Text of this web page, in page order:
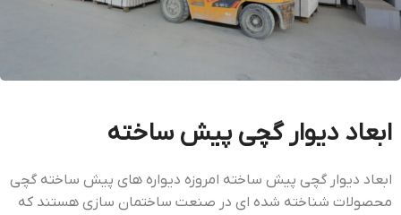
ابعاد دیوار گچی پیش ساخته
ابعاد دیوار گچی پیش ساخته امروزه دیواره های پیش ساخته گچی
محصولات شناخته شده ای در صنعت ساختمان سازی هستند که